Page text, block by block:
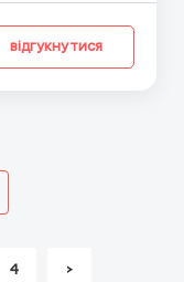
відгукнутися
4 >